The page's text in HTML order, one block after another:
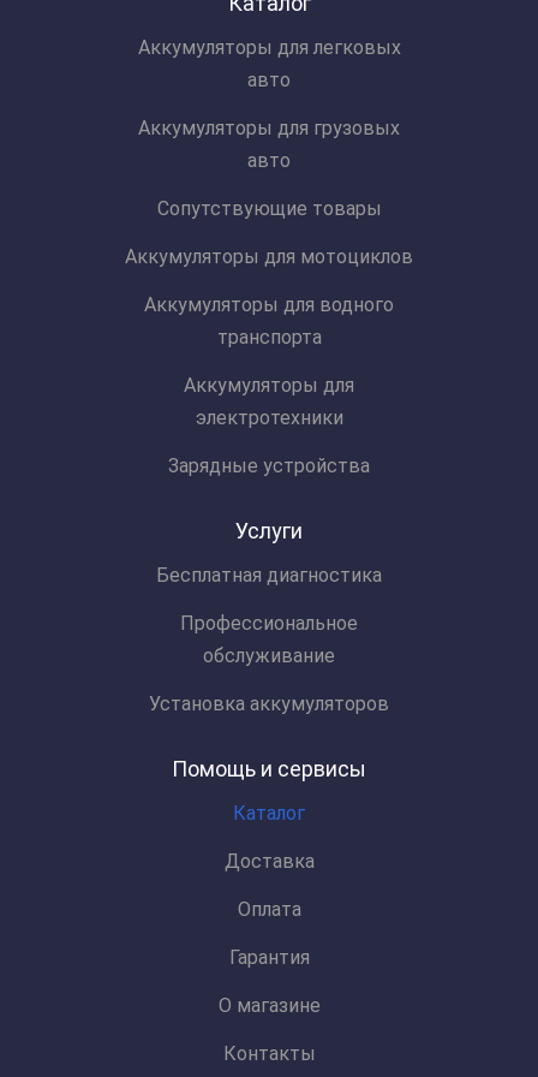
Аккумуляторы для легковых
авто
Аккумуляторы для грузовых
авто
Сопутствующие товары
Аккумуляторы для мотоциклов
Аккумуляторы для водного
транспорта
Аккумуляторы для
электротехники
Зарядные устройства
Услуги
Бесплатная диагностика
Профессиональное
обслуживание
Установка аккумуляторов
Помощь и сервисы
Каталог
Доставка
Оплата
Гарантия
О магазине
Контакты